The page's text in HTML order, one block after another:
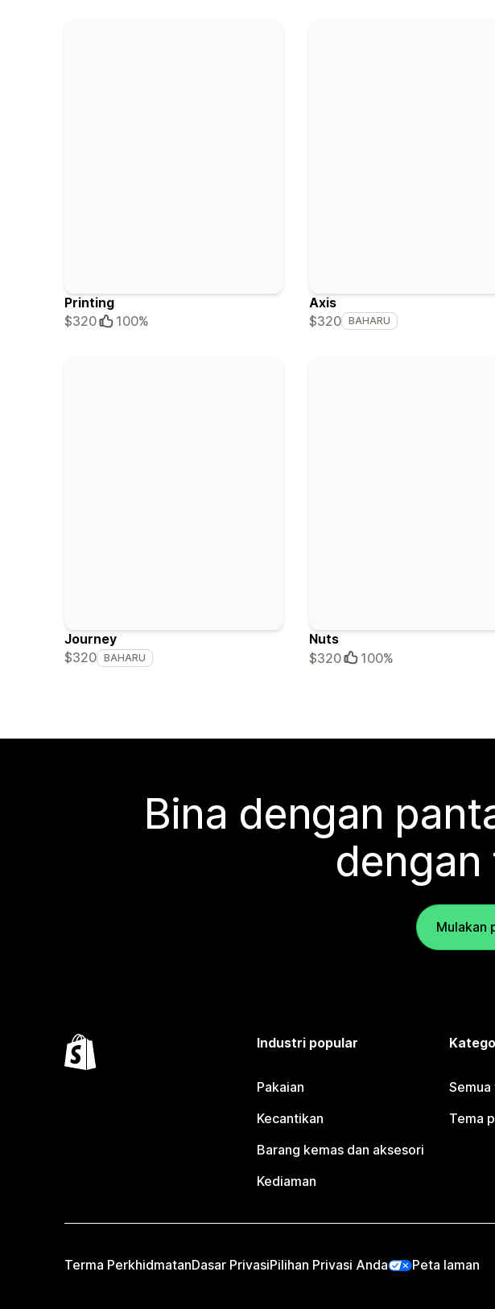
Printing
$320
100%
Axis
$320 BAHARU
Journey
$320 BAHARU
Nuts
$320
100%
Bina dengan
dengan
Mulakan
Industri popular
Pakaian
Kecantikan
Barang kemas dan aksesori
Kediaman
Semua
Tema
Terma PerkhidmatanDasar PrivasiPilihan Privasi Anda Peta laman